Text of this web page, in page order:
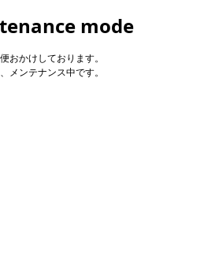
mode
おかけしております。
メンテナンス中です。